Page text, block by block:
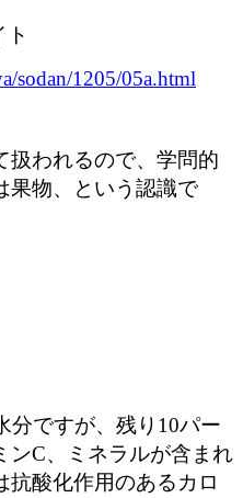
ト
sodan/1205/05a.html
扱われるので、学問的
果物、という認識で
分ですが、残り10パー
ンC、ミネラルが含まれ
抗酸化作用のあるカロ